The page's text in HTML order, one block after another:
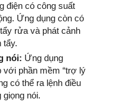
điện có công suất
Ứng dụng còn có
rửa và phát cảnh
tẩy.
nói: Ứng dụng
phần mềm “trợ lý
có thể ra lệnh điều
nói.